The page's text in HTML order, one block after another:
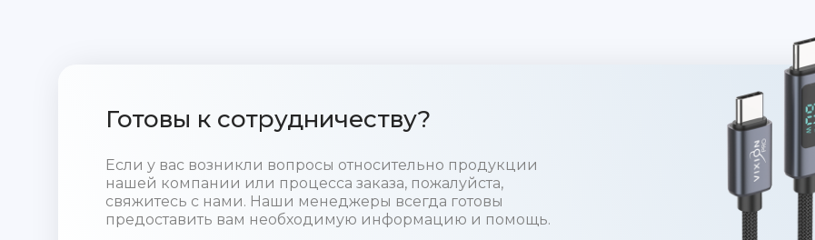
Готовы к сотрудничеству?
Если у вас возникли вопросы относительно продукции
нашей компании или процесса заказа, пожалуйста,
свяжитесь с нами. Наши менеджеры всегда готовы
предоставить вам необходимую информацию и помощь.